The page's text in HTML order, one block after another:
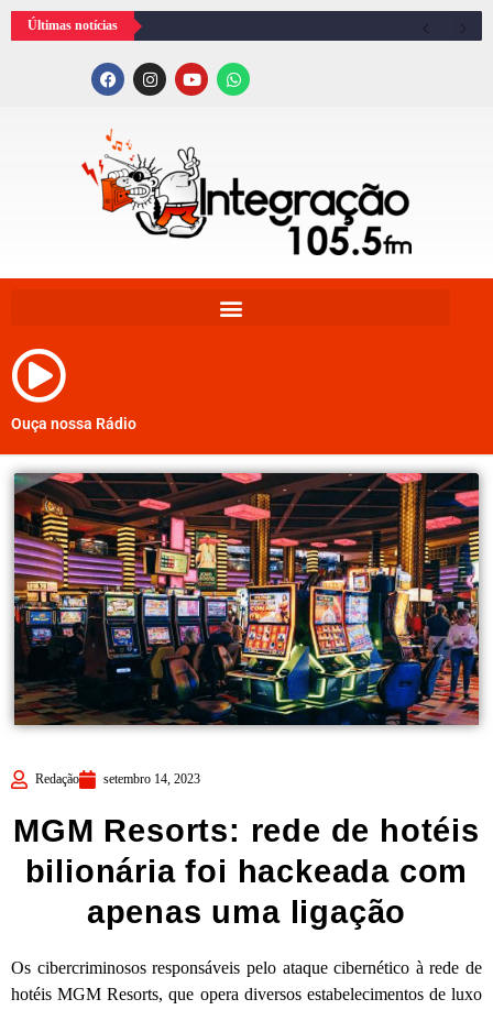
Últimas notícias
Ouça nossa Rádio
Redação setembro 14, 2023
MGM Resorts: rede de hotéis
bilionária foi hackeada com
apenas uma ligação
Os cibercriminosos responsáveis pelo ataque cibernético à rede de
hotéis MGM Resorts, que opera diversos estabelecimentos de luxo